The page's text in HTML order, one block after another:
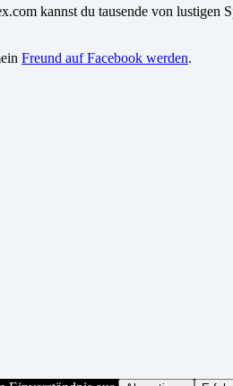
kannst du tausende von
Freund auf Facebook werden.